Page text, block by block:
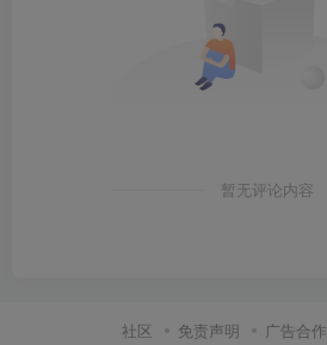
暂无评论内容
社区 免责声明 广告合作